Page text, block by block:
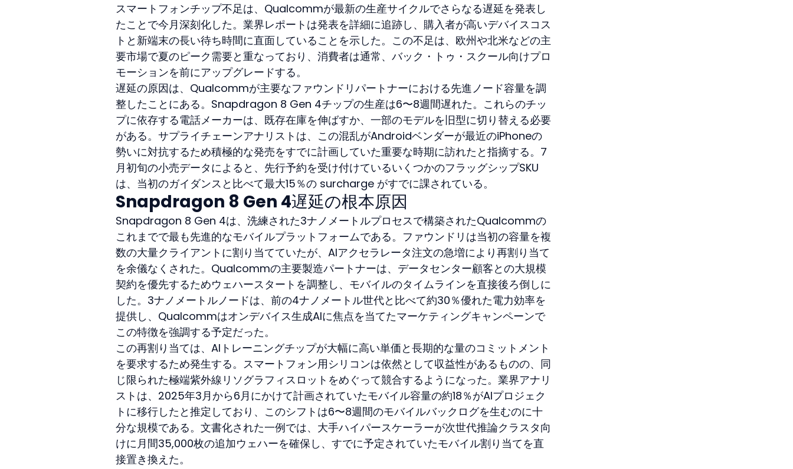
スマートフォンチップ不足は、Qualcommが最新の生産サイクルでさらなる遅延を発表し
たことで今月深刻化した。業界レポートは発表を詳細に追跡し、購入者が高いデバイスコス
トと新端末の長い待ち時間に直面していることを示した。この不足は、欧州や北米などの主
要市場で夏のピーク需要と重なっており、消費者は通常、バック・トゥ・スクール向けプロ
モーションを前にアップグレードする。
遅延の原因は、Qualcommが主要なファウンドリパートナーにおける先進ノード容量を調
整したことにある。Snapdragon 8 Gen 4チップの生産は6〜8週間遅れた。これらのチッ
プに依存する電話メーカーは、既存在庫を伸ばすか、一部のモデルを旧型に切り替える必要
がある。サプライチェーンアナリストは、この混乱がAndroidベンダーが最近のiPhoneの
勢いに対抗するため積極的な発売をすでに計画していた重要な時期に訪れたと指摘する。7
月初旬の小売データによると、先行予約を受け付けているいくつかのフラッグシップSKU
は、当初のガイダンスと比べて最大15％の surcharge がすでに課されている。
Snapdragon 8 Gen 4遅延の根本原因
Snapdragon 8 Gen 4は、洗練された3ナノメートルプロセスで構築されたQualcommの
これまでで最も先進的なモバイルプラットフォームである。ファウンドリは当初の容量を複
数の大量クライアントに割り当てていたが、AIアクセラレータ注文の急増により再割り当て
を余儀なくされた。Qualcommの主要製造パートナーは、データセンター顧客との大規模
契約を優先するためウェハースタートを調整し、モバイルのタイムラインを直接後ろ倒しに
した。3ナノメートルノードは、前の4ナノメートル世代と比べて約30％優れた電力効率を
提供し、Qualcommはオンデバイス生成AIに焦点を当てたマーケティングキャンペーンで
この特徴を強調する予定だった。
この再割り当ては、AIトレーニングチップが大幅に高い単価と長期的な量のコミットメント
を要求するため発生する。スマートフォン用シリコンは依然として収益性があるものの、同
じ限られた極端紫外線リソグラフィスロットをめぐって競合するようになった。業界アナリ
ストは、2025年3月から6月にかけて計画されていたモバイル容量の約18％がAIプロジェク
トに移行したと推定しており、このシフトは6〜8週間のモバイルバックログを生むのに十
分な規模である。文書化された一例では、大手ハイパースケーラーが次世代推論クラスタ向
けに月間35,000枚の追加ウェハーを確保し、すでに予定されていたモバイル割り当てを直
接置き換えた。